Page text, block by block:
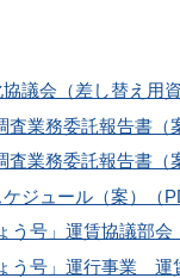
議会（差し替え用
業務委託報告書（
業務委託報告書（
ジュール（案）（
う号」運賃協議部
う号」運行事業 運